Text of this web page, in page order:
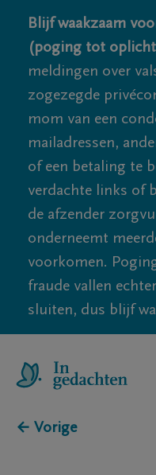
Blijf waakzaam
(poging tot
meldingen over
zogezegde
mom van een
mailadressen,
of een betaling te
verdachte links of
de afzender
onderneemt
voorkomen.
fraude vallen
sluiten, dus blijf
← Vorige